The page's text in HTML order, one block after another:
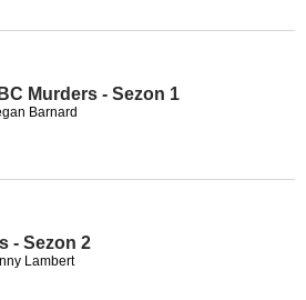
Murders - Sezon 1
Barnard
- Sezon 2
Lambert